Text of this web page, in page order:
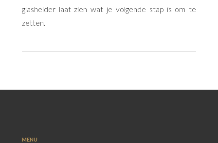
glashelder laat zien wat je volgende stap is om te
zetten.
MENU